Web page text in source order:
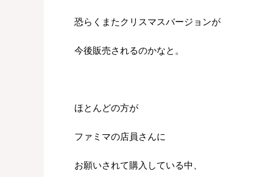
恐らくまたクリスマスバージョンが
今後販売されるのかなと。
ほとんどの方が
ファミマの店員さんに
お願いされて購入している中、